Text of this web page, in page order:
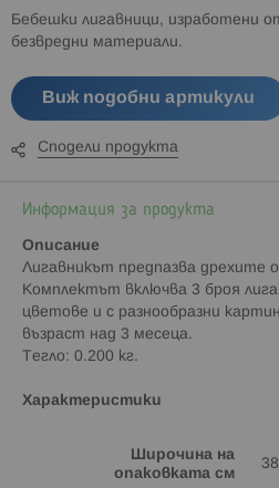
Бебешки лигавници, изработени
безвредни материали.
Виж подобни артикули
Сподели продукта
Информация за продукта
Описание
Лигавникът предпазва дрехите
Комплектът включва 3 броя
цветове и с разнообразни
възраст над 3 месеца.
Тегло: 0.200 кг.
Характеристики
Широчина на
опаковката см